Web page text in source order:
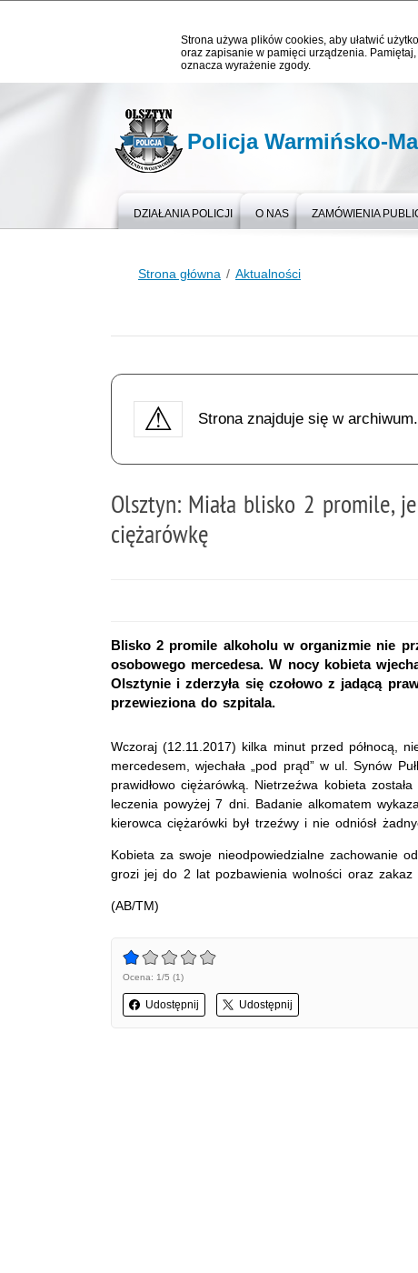
Strona używa plików cookies, aby ułatwić
oraz zapisanie w pamięci urządzenia.
oznacza wyrażenie zgody.
Policja Warmińsko-
DZIAŁANIA POLICJI O NAS ZAMÓWIENIA
Strona główna Aktualności
Strona znajduje się w archiwum.
Olsztyn: Miała blisko 2 promile,
ciężarówkę
Blisko 2 promile alkoholu w organizmie nie
osobowego mercedesa. W nocy kobieta
Olsztynie i zderzyła się czołowo z jadącą
przewieziona do szpitala.
Wczoraj (12.11.2017) kilka minut przed północą,
mercedesem, wjechała „pod prąd” w ul. Synów
prawidłowo ciężarówką. Nietrzeźwa kobieta
leczenia powyżej 7 dni. Badanie alkomatem
kierowca ciężarówki był trzeźwy i nie odniósł
Kobieta za swoje nieodpowiedzialne zachowanie
grozi jej do 2 lat pozbawienia wolności oraz
(AB/TM)
Ocena: 1/5 (1)
Udostępnij Udostępnij